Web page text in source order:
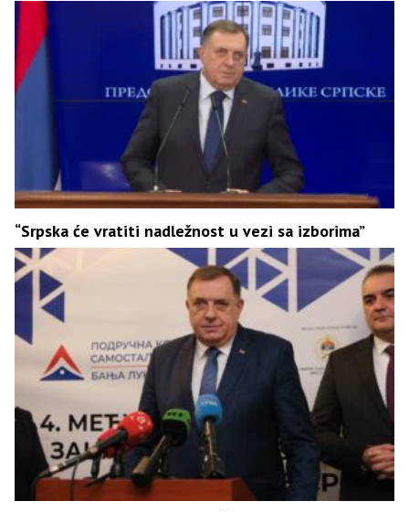
“Srpska će vratiti nadležnost u vezi sa izborima”